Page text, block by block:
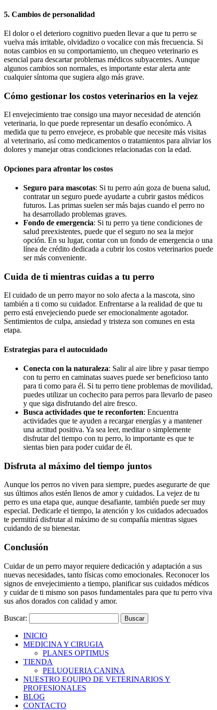
5. Cambios de personalidad
El dolor o el deterioro cognitivo pueden llevar a que tu perro se
vuelva más irritable, olvidadizo o vocalice con más frecuencia. Si
notas cambios en su comportamiento, un chequeo veterinario es
esencial para descartar problemas médicos subyacentes. Aunque
algunos cambios son normales, es importante estar alerta ante
cualquier síntoma que sugiera algo más grave.
Cómo gestionar los costos veterinarios en la vejez
El envejecimiento trae consigo una mayor necesidad de atención
veterinaria, lo que puede representar un desafío económico. A
medida que tu perro envejece, es probable que necesite más visitas
al veterinario, así como medicamentos o tratamientos para aliviar los
dolores y manejar otras condiciones relacionadas con la edad.
Opciones para afrontar los costos
Seguro para mascotas: Si tu perro aún goza de buena salud,
contratar un seguro puede ayudarte a cubrir gastos médicos
futuros. Las primas suelen ser más bajas cuando el perro no
ha desarrollado problemas graves.
Fondo de emergencia: Si tu perro ya tiene condiciones de
salud preexistentes, puede que el seguro no sea la mejor
opción. En su lugar, contar con un fondo de emergencia o una
línea de crédito dedicada a cubrir los costos veterinarios puede
ser más conveniente.
Cuida de ti mientras cuidas a tu perro
El cuidado de un perro mayor no solo afecta a la mascota, sino
también a ti como su cuidador. Enfrentarse a la realidad de que tu
perro está envejeciendo puede ser emocionalmente agotador.
Sentimientos de culpa, ansiedad y tristeza son comunes en esta
etapa.
Estrategias para el autocuidado
Conecta con la naturaleza: Salir al aire libre y pasar tiempo
con tu perro en caminatas suaves puede ser beneficioso tanto
para ti como para él. Si tu perro tiene problemas de movilidad,
puedes utilizar un cochecito para perros para llevarlo de paseo
y que siga disfrutando del aire fresco.
Busca actividades que te reconforten: Encuentra
actividades que te ayuden a recargar energías y a mantener
una actitud positiva. Ya sea leer, meditar o simplemente
disfrutar del tiempo con tu perro, lo importante es que te
sientas bien para poder cuidar de él.
Disfruta al máximo del tiempo juntos
Aunque los perros no viven para siempre, puedes asegurarte de que
sus últimos años estén llenos de amor y cuidados. La vejez de tu
perro es una etapa que, aunque desafiante, también puede ser muy
especial. Dedicarle el tiempo, la atención y los cuidados adecuados
te permitirá disfrutar al máximo de su compañía mientras sigues
cuidando de su bienestar.
Conclusión
Cuidar de un perro mayor requiere dedicación y adaptación a sus
nuevas necesidades, tanto físicas como emocionales. Reconocer los
signos de envejecimiento a tiempo, planificar sus cuidados médicos
y cuidar de ti mismo son pasos fundamentales para que tu perro viva
sus años dorados con calidad y amor.
Buscar:
INICIO
MEDICINA Y CIRUGIA
PLANES OPTIMUS
TIENDA
PELUQUERIA CANINA
NUESTRO EQUIPO DE VETERINARIOS Y
PROFESIONALES
BLOG
CONTACTO